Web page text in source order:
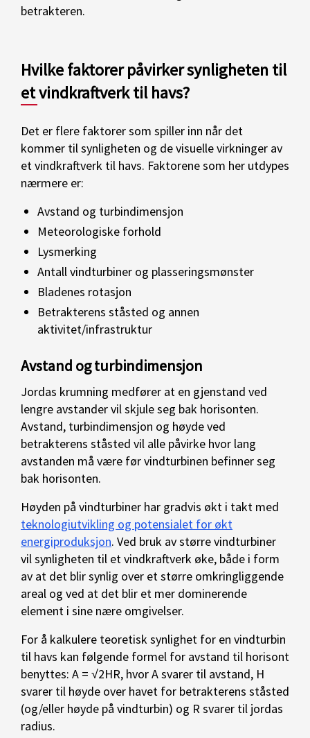
betrakteren.
Hvilke faktorer påvirker synligheten til
et vindkraftverk til havs?
Det er flere faktorer som spiller inn når det
kommer til synligheten og de visuelle virkninger av
et vindkraftverk til havs. Faktorene som her utdypes
nærmere er:
Avstand og turbindimensjon
Meteorologiske forhold
Lysmerking
Antall vindturbiner og plasseringsmønster
Bladenes rotasjon
Betrakterens ståsted og annen
aktivitet/infrastruktur
Avstand og turbindimensjon
Jordas krumning medfører at en gjenstand ved
lengre avstander vil skjule seg bak horisonten.
Avstand, turbindimensjon og høyde ved
betrakterens ståsted vil alle påvirke hvor lang
avstanden må være før vindturbinen befinner seg
bak horisonten.
Høyden på vindturbiner har gradvis økt i takt med
teknologiutvikling og potensialet for økt
energiproduksjon. Ved bruk av større vindturbiner
vil synligheten til et vindkraftverk øke, både i form
av at det blir synlig over et større omkringliggende
areal og ved at det blir et mer dominerende
element i sine nære omgivelser.
For å kalkulere teoretisk synlighet for en vindturbin
til havs kan følgende formel for avstand til horisont
benyttes: A = √2HR, hvor A svarer til avstand, H
svarer til høyde over havet for betrakterens ståsted
(og/eller høyde på vindturbin) og R svarer til jordas
radius.